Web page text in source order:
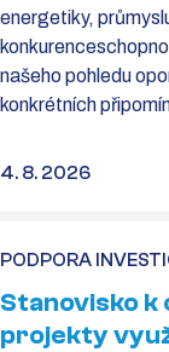
energetiky,
našeho pohledu
konkrétních
4. 8. 2026
PODPORA
Stanovisko k
projekty